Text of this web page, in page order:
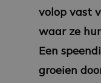
volop vast
waar ze
Een
groeien